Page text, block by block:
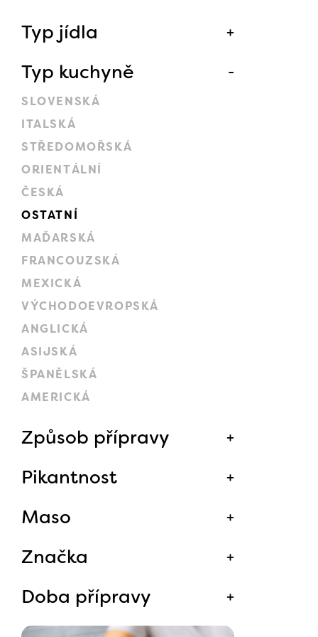
Typ jídla
Typ kuchyně
SLOVENSKÁ
ITALSKÁ
STŘEDOMOŘSKÁ
ORIENTÁLNÍ
ČESKÁ
OSTATNÍ
MAĎARSKÁ
FRANCOUZSKÁ
MEXICKÁ
VÝCHODOEVROPSKÁ
ANGLICKÁ
ASIJSKÁ
ŠPANĚLSKÁ
AMERICKÁ
Způsob přípravy
Pikantnost
Maso
Značka
Doba přípravy